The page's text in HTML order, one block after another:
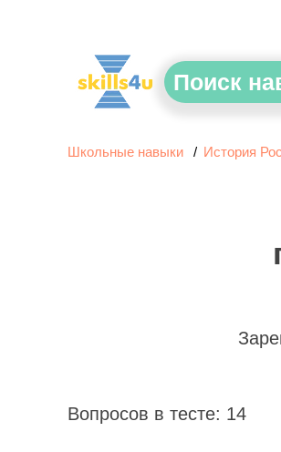
Поиск
Школьные навыки История
Вопросов в тесте: 14